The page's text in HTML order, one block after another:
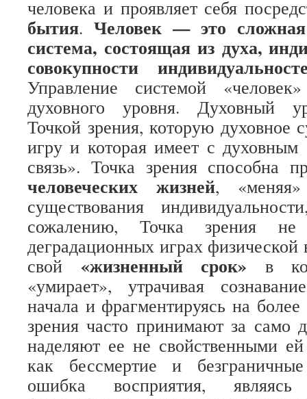
человека и проявляет себя
бытия. Человек — это сложная
система, состоящая из духа,
совокупности
Управление системой
духовного уровня. Духовный
Точкой зрения, которую духовное
игру и которая имеет с
связь». Точка зрения способна
человеческих жизней,
существования
сожалению, Точка зрения
деградационных играх физической
свой «жизненный срок» в
«умирает», утрачивая
начала и фрагментируясь на
зрения часто принимают за само
наделяют ее не свойственными
как бессмертие и
ошибка восприятия,